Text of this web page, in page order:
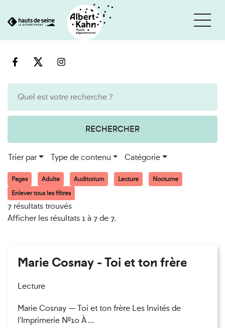
au
RECHERCHER
Trier par Type de contenu Catégorie
Pages Adulte Auditorium Lecture
Nocturne
Enlever tous les filtres
7 résultats trouvés
Afficher les résultats 1 à 7 de 7.
Marie Cosnay - Toi et ton frère
Lecture
Marie Cosnay — Toi et ton frère Les Invités de
l'Imprimerie n°10 À ...
Cookies et traceurs utilisés sur ce site